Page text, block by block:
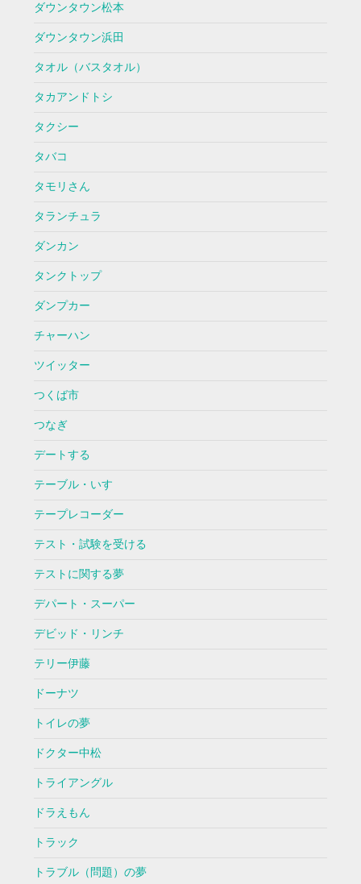
ダウンタウン松本
ダウンタウン浜田
タオル（バスタオル）
タカアンドトシ
タクシー
タバコ
タモリさん
タランチュラ
ダンカン
タンクトップ
ダンプカー
チャーハン
ツイッター
つくば市
つなぎ
デートする
テーブル・いす
テープレコーダー
テスト・試験を受ける
テストに関する夢
デパート・スーパー
デビッド・リンチ
テリー伊藤
ドーナツ
トイレの夢
ドクター中松
トライアングル
ドラえもん
トラック
トラブル（問題）の夢